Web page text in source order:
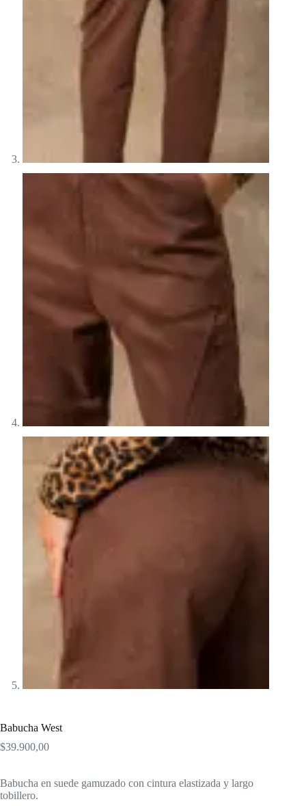
Babucha West
$39.900,00
Babucha en suede gamuzado con cintura elastizada y largo
tobillero.